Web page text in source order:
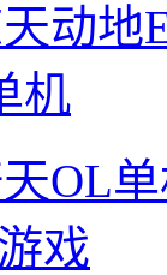
动地
机
天OL
戏